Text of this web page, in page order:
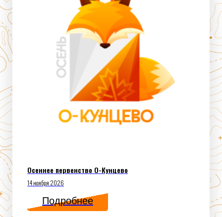
Осеннее первенство О-Кунцево
14 ноября 2026